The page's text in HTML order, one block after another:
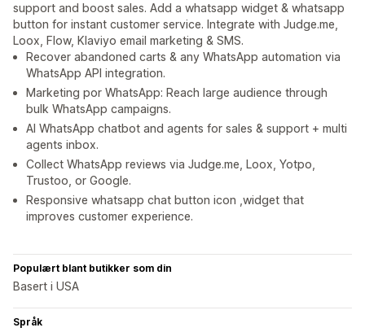
support and boost sales. Add a whatsapp widget & whatsapp
button for instant customer service. Integrate with Judge.me,
Loox, Flow, Klaviyo email marketing & SMS.
Recover abandoned carts & any WhatsApp automation via
WhatsApp API integration.
Marketing por WhatsApp: Reach large audience through
bulk WhatsApp campaigns.
AI WhatsApp chatbot and agents for sales & support + multi
agents inbox.
Collect WhatsApp reviews via Judge.me, Loox, Yotpo,
Trustoo, or Google.
Responsive whatsapp chat button icon ,widget that
improves customer experience.
Populært blant butikker som din
Basert i USA
Språk